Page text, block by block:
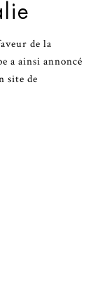
de la
a ainsi annoncé
site de